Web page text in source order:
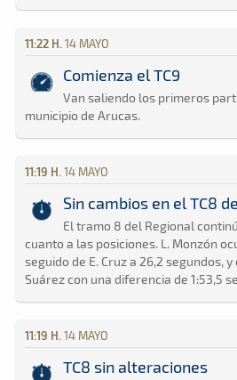
11:22 H. 14 MAYO
Comienza el TC9
Van saliendo los primeros
municipio de Arucas.
11:19 H. 14 MAYO
Sin cambios en el TC8
El tramo 8 del Regional
cuanto a las posiciones. L. Monzón
seguido de E. Cruz a 26,2 segundos,
Suárez con una diferencia de 1:53,5
11:19 H. 14 MAYO
TC8 sin alteraciones